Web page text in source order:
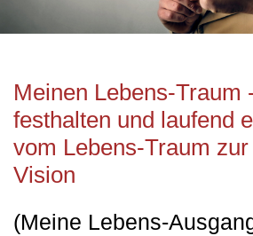
Meinen Lebens-Traum
festhalten und laufend
vom Lebens-Traum
Vision
(Meine Lebens-